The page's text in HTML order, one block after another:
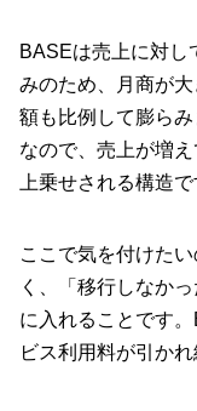
BASEは売上に対し
みのため、月商が
額も比例して膨ら
なので、売上が増
上乗せされる構造で
ここで気を付けた
く、「移行しなか
に入れることです
ビス利用料が引かれ